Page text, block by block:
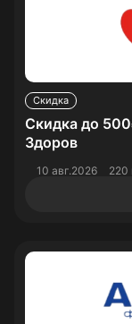
Скидка
Скидка до
Здоров
10 авг.2026 220